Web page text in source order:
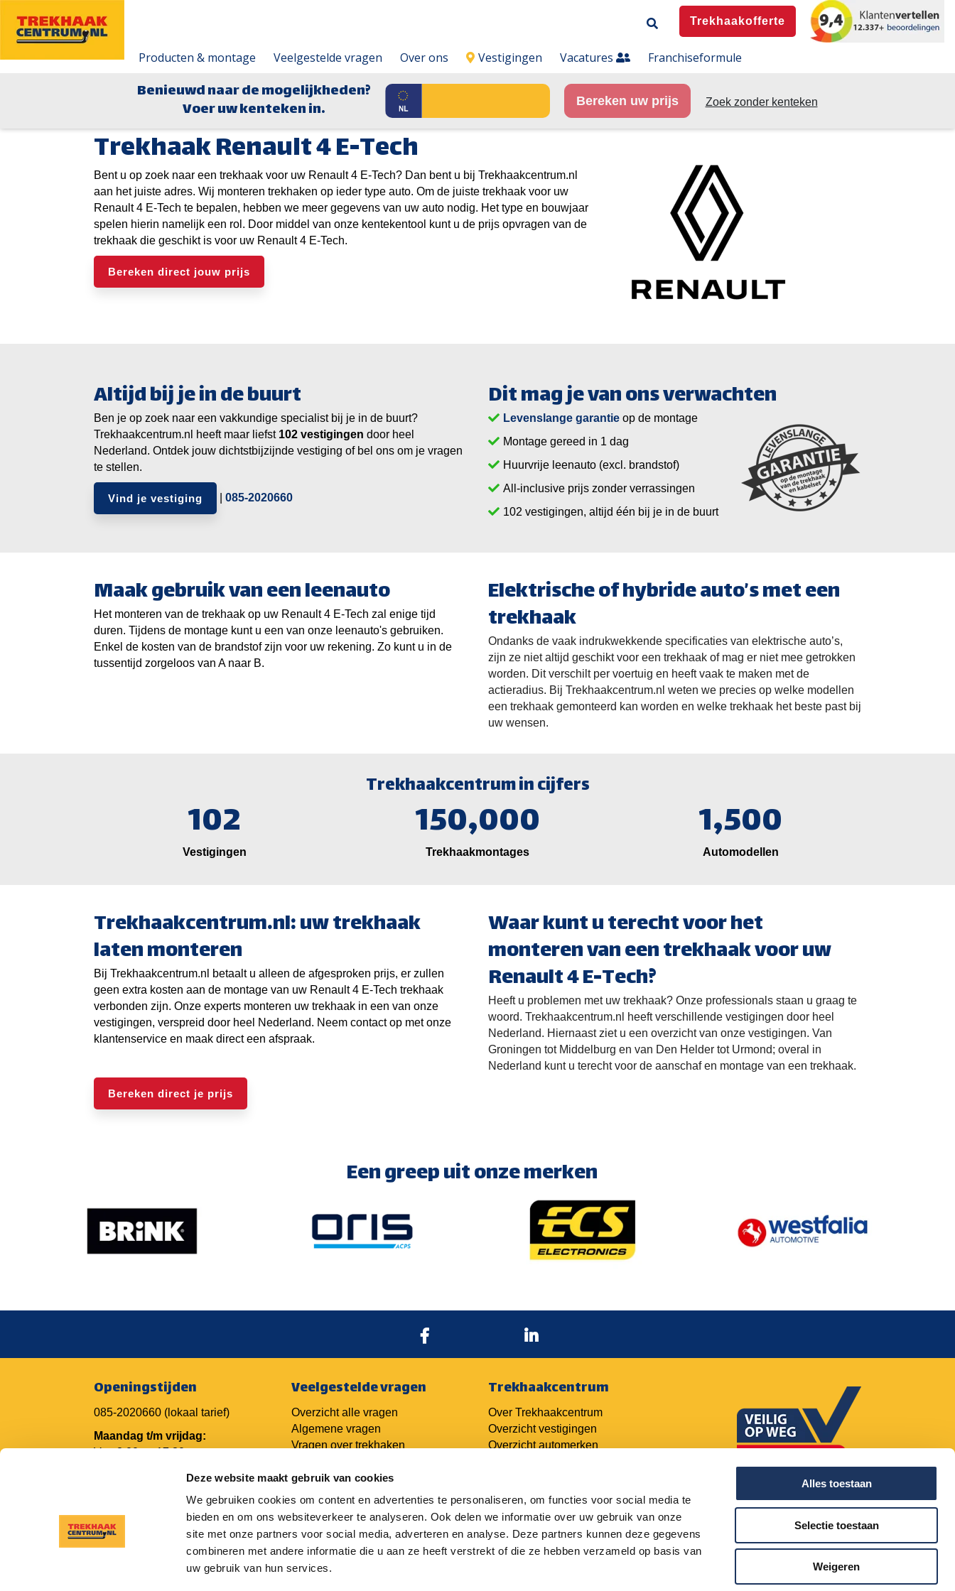
Deze website maakt gebruik van cookies
We gebruiken cookies om content en advertenties te personaliseren, om functies voor social media te
bieden en om ons websiteverkeer te analyseren. Ook delen we informatie over uw gebruik van onze
site met onze partners voor social media, adverteren en analyse. Deze partners kunnen deze gegevens
combineren met andere informatie die u aan ze heeft verstrekt of die ze hebben verzameld op basis van
uw gebruik van hun services.
Alles toestaan
Selectie toestaan
Weigeren
Trekhaakofferte
Producten & montage Veelgestelde vragen Over ons Vestigingen Vacatures Franchiseformule
Benieuwd naar de mogelijkheden?
Voer uw kenteken in. Bereken uw prijs Zoek zonder kenteken
Trekhaak Renault 4 E-Tech
Bent u op zoek naar een trekhaak voor uw Renault 4 E-Tech? Dan bent u bij Trekhaakcentrum.nl
aan het juiste adres. Wij monteren trekhaken op ieder type auto. Om de juiste trekhaak voor uw
Renault 4 E-Tech te bepalen, hebben we meer gegevens van uw auto nodig. Het type en bouwjaar
spelen hierin namelijk een rol. Door middel van onze kentekentool kunt u de prijs opvragen van de
trekhaak die geschikt is voor uw Renault 4 E-Tech.
Bereken direct jouw prijs
Altijd bij je in de buurt
Ben je op zoek naar een vakkundige specialist bij je in de buurt?
Trekhaakcentrum.nl heeft maar liefst
vestigingen door heel
Nederland. Ontdek jouw dichtstbijzijnde vestiging of bel ons om je vragen
te stellen.
Vind je vestiging 085-2020660
Dit mag je van ons verwachten
Levenslange garantie op de montage
Montage gereed in 1 dag
Huurvrije leenauto (excl. brandstof)
All-inclusive prijs zonder verrassingen
vestigingen, altijd één bij je in de buurt
Maak gebruik van een leenauto
Het monteren van de trekhaak op uw Renault 4 E-Tech zal enige tijd
duren. Tijdens de montage kunt u een van onze leenauto's gebruiken.
Enkel de kosten van de brandstof zijn voor uw rekening. Zo kunt u in de
tussentijd zorgeloos van A naar B.
Elektrische of hybride auto’s met een
trekhaak
Ondanks de vaak indrukwekkende specificaties van elektrische auto’s,
zijn ze niet altijd geschikt voor een trekhaak of mag er niet mee getrokken
worden. Dit verschilt per voertuig en heeft vaak te maken met de
actieradius. Bij Trekhaakcentrum.nl weten we precies op welke modellen
een trekhaak gemonteerd kan worden en welke trekhaak het beste past bij
uw wensen.
Trekhaakcentrum in cijfers
102
Vestigingen
150,000
Trekhaakmontages
1,500
Automodellen
Trekhaakcentrum.nl: uw trekhaak
laten monteren
Bij Trekhaakcentrum.nl betaalt u alleen de afgesproken prijs, er zullen
geen extra kosten aan de montage van uw Renault 4 E-Tech trekhaak
verbonden zijn. Onze experts monteren uw trekhaak in een van onze
vestigingen, verspreid door heel Nederland. Neem contact op met onze
klantenservice en maak direct een afspraak.
Bereken direct je prijs
Waar kunt u terecht voor het
monteren van een trekhaak voor uw
Renault 4 E-Tech?
Heeft u problemen met uw trekhaak? Onze professionals staan u graag te
woord. Trekhaakcentrum.nl heeft verschillende vestigingen door heel
Nederland. Hiernaast ziet u een overzicht van onze vestigingen. Van
Groningen tot Middelburg en van Den Helder tot Urmond; overal in
Nederland kunt u terecht voor de aanschaf en montage van een trekhaak.
Een greep uit onze merken
Openingstijden
085-2020660 (lokaal tarief)
Maandag t/m vrijdag:
Van 8.00 tot 17.30 uur
Veelgestelde vragen
Overzicht alle vragen
Algemene vragen
Vragen over trekhaken
Vragen over techniek
Camper trekhaken
Trekhaakofferte aanvragen
Trekhaakcentrum
Over Trekhaakcentrum
Overzicht vestigingen
Overzicht automerken
Franchiseformule
Login oude portal
Login nieuwe portal